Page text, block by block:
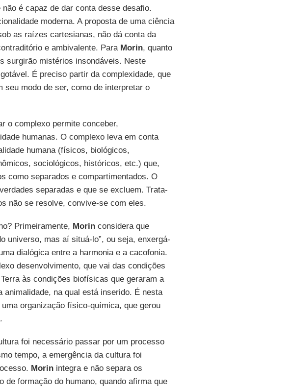
é capaz de dar conta desse desafio.
moderna. A proposta de uma ciência
as raízes cartesianas, não dá conta da
e ambivalente. Para Morin, quanto
surgirão mistérios insondáveis. Neste
É preciso partir da complexidade, que
seu modo de ser, como de interpretar o
o complexo permite conceber,
humanas. O complexo leva em conta
humana (físicos, biológicos,
sociológicos, históricos, etc.) que,
como separados e compartimentados. O
separadas e que se excluem. Trata-
não se resolve, convive-se com eles.
Primeiramente, Morinconsidera que
universo, mas aí situá-lo”, ou seja, enxergá-
dialógica entre a harmonia e a cacofonia.
desenvolvimento, que vai das condições
às condições biofísicas que geraram a
na qual está inserido. É nesta
organização físico-química, que gerou
foi necessário passar por um processo
tempo, a emergência da cultura foi
Morinintegra e não separa os
formação do humano, quando afirma que